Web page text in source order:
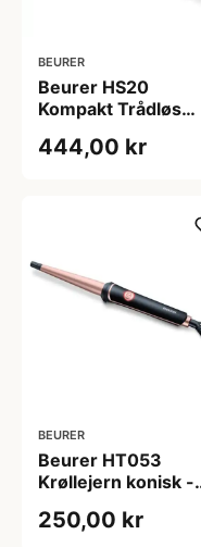
BEURER
Beurer HS20
Kompakt Trådløs
444,00 kr
BEURER
Beurer HT053
Krøllejern konisk -
leverandør
250,00 kr